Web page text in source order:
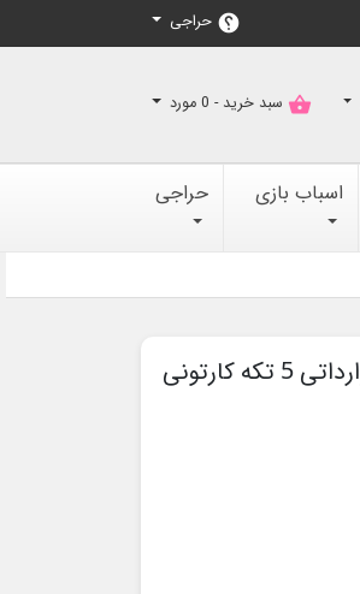
help حراجی
shopping_basket سبد خرید - 0 مورد
اسباب بازی حراجی
بهترین ست مانیکور ناخنگیر نوزاد و کودک وارداتی 5 تکه کارتونی